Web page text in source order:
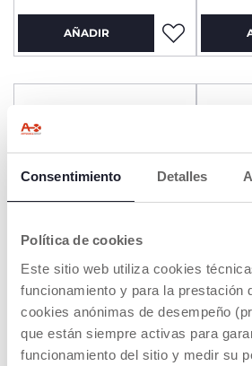
Consentimiento Detalles
Política de cookies
Este sitio web utiliza cookies
funcionamiento y para la prestación
cookies anónimas de desempeño
que están siempre activas para
funcionamiento del sitio y medir su
AÑADIR
Búho día y noche
€ 12,99
Osito
€ 12,99